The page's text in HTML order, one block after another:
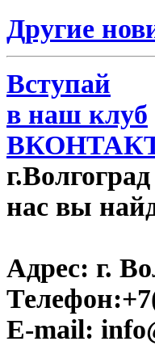
Другие
Вступай
в наш клуб
г.Волгоград
нас вы
Адрес: г.
Телефон:
E-mail: